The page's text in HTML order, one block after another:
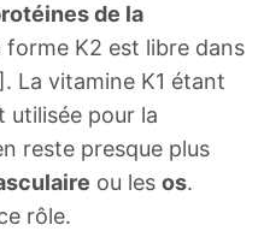
de la
forme K2 est libre dans
La vitamine K1 étant
utilisée pour la
reste presque plus
ou les os.
rôle.